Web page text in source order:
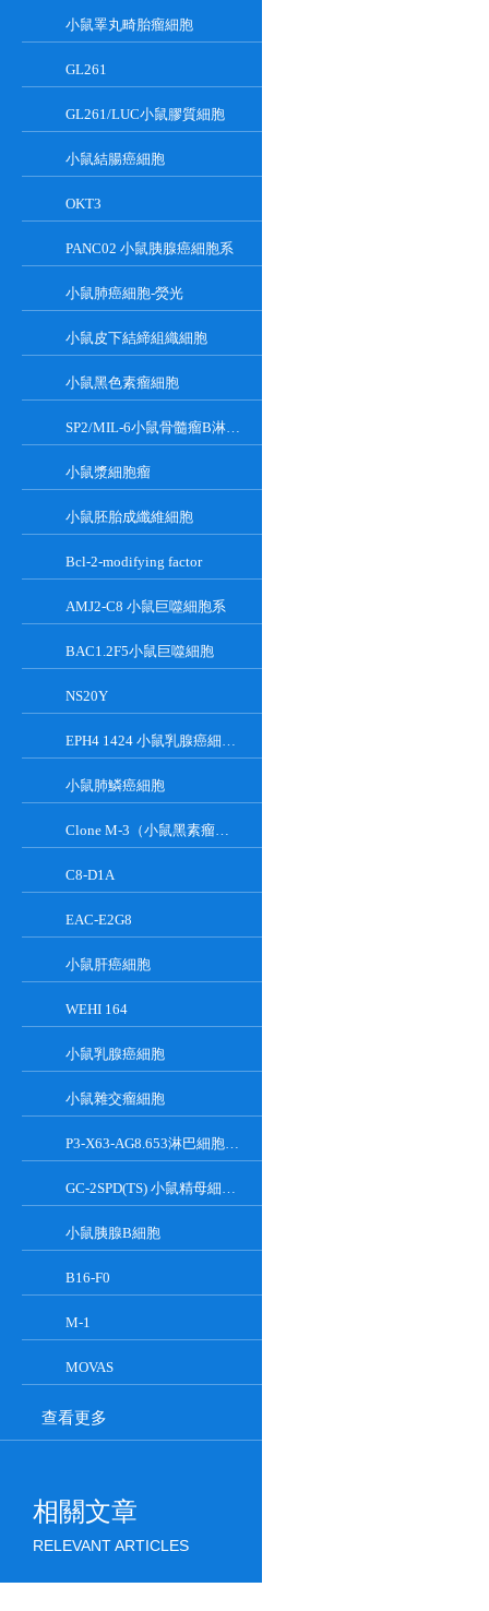
小鼠睪丸畸胎瘤細胞
GL261
GL261/LUC小鼠膠質細胞
小鼠結腸癌細胞
OKT3
PANC02 小鼠胰腺癌細胞系
小鼠肺癌細胞-熒光
小鼠皮下結締組織細胞
小鼠黑色素瘤細胞
SP2/MIL-6小鼠骨髓瘤B淋巴懸浮細胞系
小鼠漿細胞瘤
小鼠胚胎成纖維細胞
Bcl-2-modifying factor
AMJ2-C8 小鼠巨噬細胞系
BAC1.2F5小鼠巨噬細胞
NS20Y
EPH4 1424 小鼠乳腺癌細胞系
小鼠肺鱗癌細胞
Clone M-3（小鼠黑素瘤細胞）
C8-D1A
EAC-E2G8
小鼠肝癌細胞
WEHI 164
小鼠乳腺癌細胞
小鼠雜交瘤細胞
P3-X63-AG8.653淋巴細胞小鼠骨髓瘤細胞
GC-2SPD(TS) 小鼠精母細胞系
小鼠胰腺Β細胞
B16-F0
M-1
MOVAS
查看更多
相關文章
RELEVANT ARTICLES